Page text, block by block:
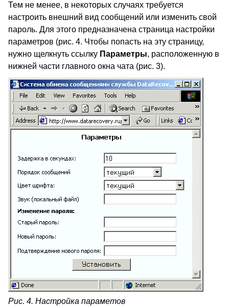
Тем не менее, в некоторых случаях требуется
настроить внешний вид сообщений или изменить свой
пароль. Для этого предназначена страница настройки
параметров (рис. 4. Чтобы попасть на эту страницу,
нужно щелкнуть ссылку Параметры, расположенную в
нижней части главного окна чата (рис. 3).
Рис. 4. Настройка параметов